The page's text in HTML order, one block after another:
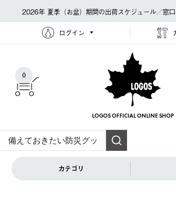
2026年 夏季（お盆）期間の出荷スケジュール／窓
ログイン
0
LOGOS OFFICIAL ONLINE SHOP
カテゴリ